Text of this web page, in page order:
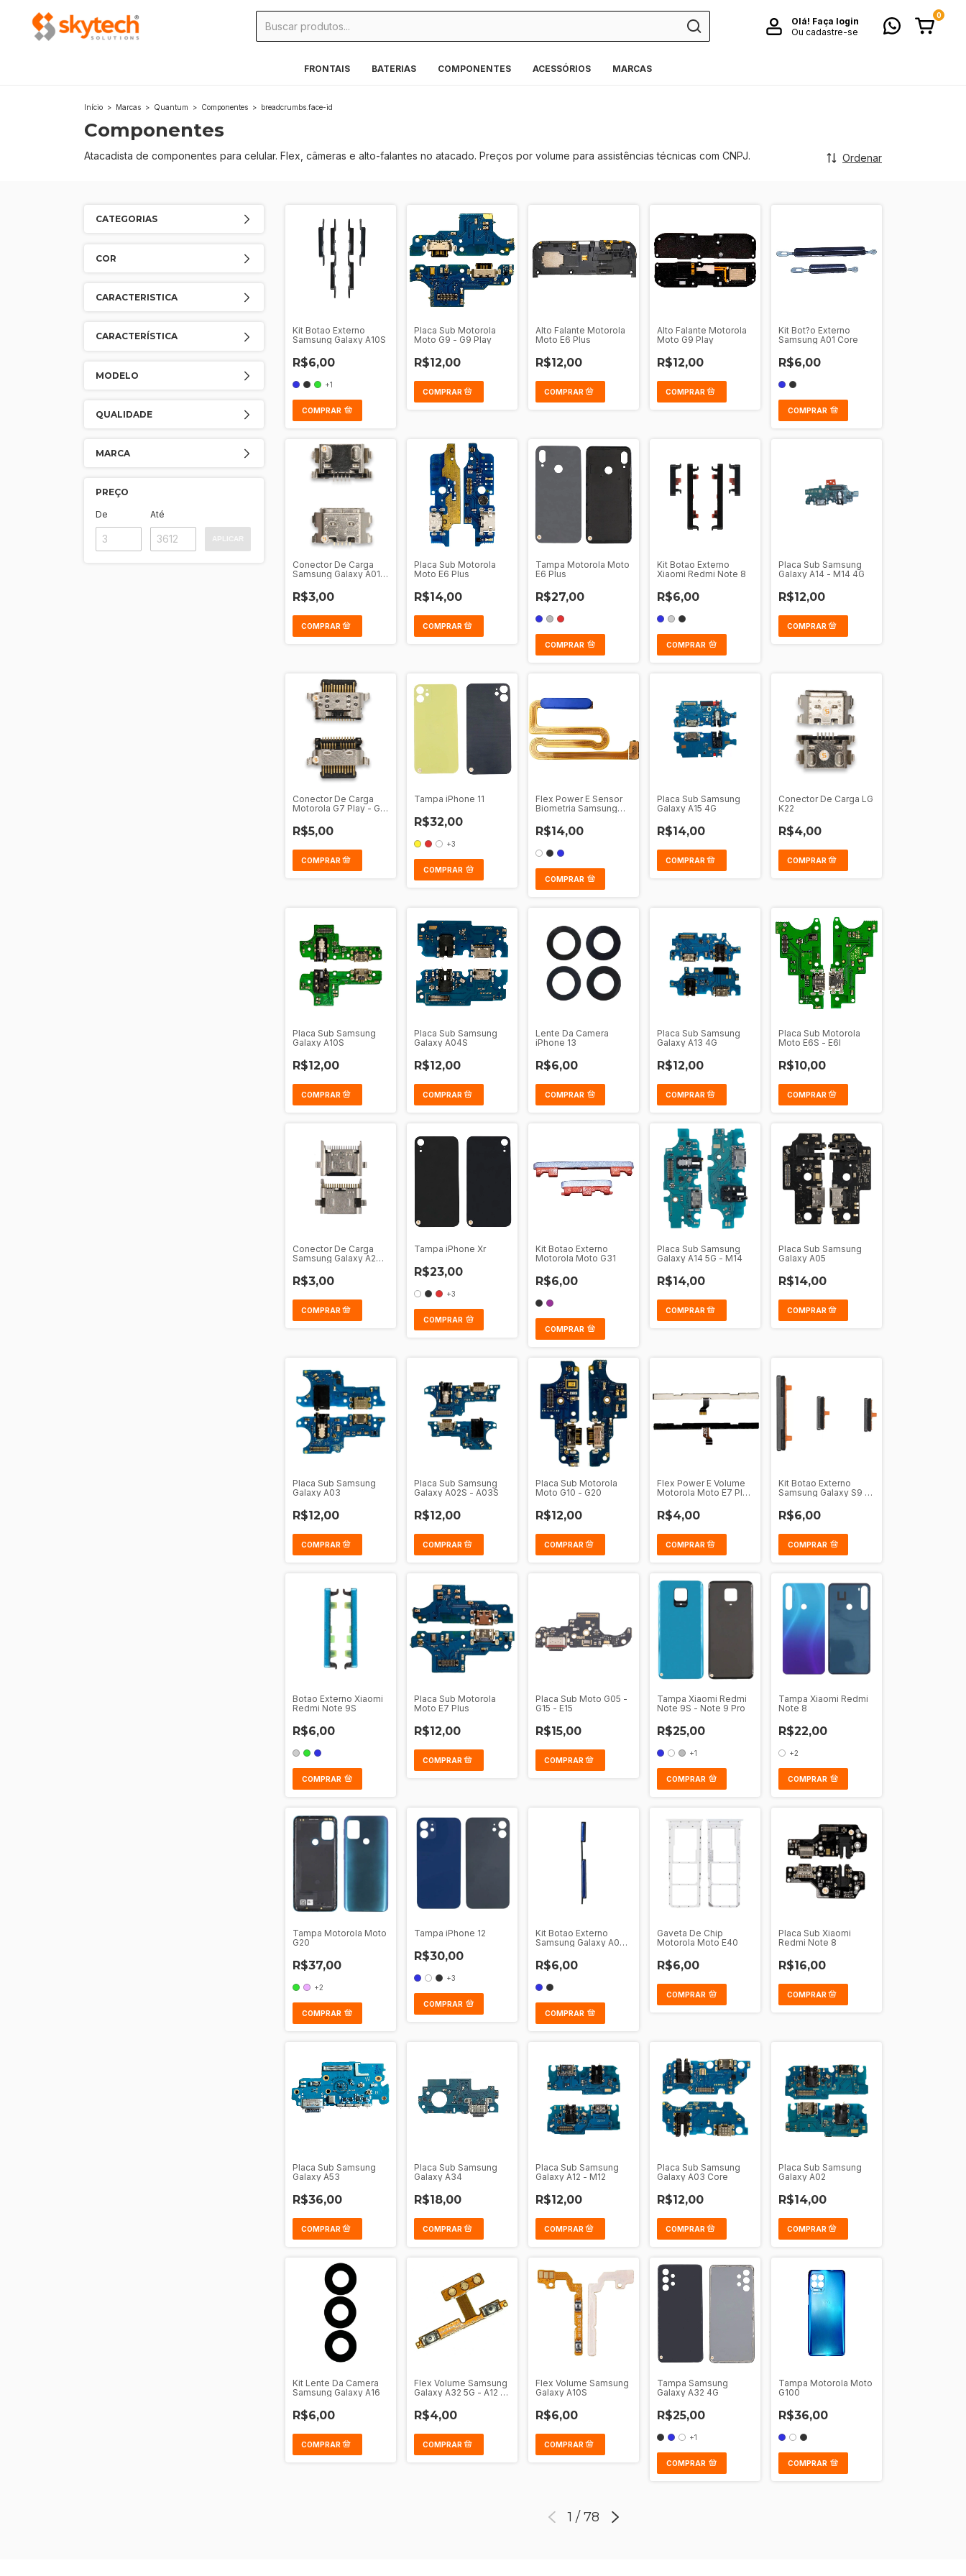
Olá! Faça login
Ou cadastre-se
0
FRONTAIS BATERIAS COMPONENTES ACESSÓRIOS MARCAS
Início > Marcas > Quantum > Componentes > breadcrumbs.face-id
Componentes
Atacadista de componentes para celular. Flex, câmeras e alto-falantes no atacado. Preços por volume para assistências técnicas com CNPJ. Ordenar
CATEGORIAS
COR
CARACTERISTICA
CARACTERÍSTICA
MODELO
QUALIDADE
MARCA
PREÇO
De Até
APLICAR
Kit Botao Externo
Samsung Galaxy A10S
R$6,00
+1
COMPRAR
Placa Sub Motorola
Moto G9 - G9 Play
R$12,00
Alto Falante Motorola
Moto E6 Plus
R$12,00
Alto Falante Motorola
Moto G9 Play
R$12,00
Kit Bot?o Externo
Samsung A01 Core
R$6,00
COMPRAR
Conector De Carga
Samsung Galaxy A01 -
R$3,00
Placa Sub Motorola
Moto E6 Plus
R$14,00
Tampa Motorola Moto
E6 Plus
R$27,00
COMPRAR
Kit Botao Externo
Xiaomi Redmi Note 8
R$6,00
COMPRAR
Placa Sub Samsung
Galaxy A14 - M14 4G
R$12,00
Conector De Carga
Motorola G7 Play - G8
G31 - G60S - One
Action - One Vision
R$5,00
Tampa iPhone 11
R$32,00
+3
COMPRAR
Flex Power E Sensor
Biometria Samsung
- M13 - M22
R$14,00
COMPRAR
Placa Sub Samsung
Galaxy A15 4G
R$14,00
Conector De Carga LG
K22
R$4,00
Placa Sub Samsung
Galaxy A10S
R$12,00
Placa Sub Samsung
Galaxy A04S
R$12,00
Lente Da Camera
iPhone 13
R$6,00
COMPRAR
Placa Sub Samsung
Galaxy A13 4G
R$12,00
Placa Sub Motorola
Moto E6S - E6I
R$10,00
Conector De Carga
Samsung Galaxy A20S
R$3,00
Tampa iPhone Xr
R$23,00
+3
COMPRAR
Kit Botao Externo
Motorola Moto G31
R$6,00
COMPRAR
Placa Sub Samsung
Galaxy A14 5G - M14
R$14,00
Placa Sub Samsung
Galaxy A05
R$14,00
Placa Sub Samsung
Galaxy A03
R$12,00
Placa Sub Samsung
Galaxy A02S - A03S
R$12,00
Placa Sub Motorola
Moto G10 - G20
R$12,00
Flex Power E Volume
Motorola Moto E7 Plus
R$4,00
Kit Botao Externo
Samsung Galaxy S9 -
R$6,00
COMPRAR
Botao Externo Xiaomi
Redmi Note 9S
R$6,00
COMPRAR
Placa Sub Motorola
Moto E7 Plus
R$12,00
Placa Sub Moto G05 -
G15 - E15
R$15,00
Tampa Xiaomi Redmi
Note 9S - Note 9 Pro
R$25,00
+1
COMPRAR
Tampa Xiaomi Redmi
Note 8
R$22,00
+2
COMPRAR
Tampa Motorola Moto
G20
R$37,00
+2
COMPRAR
Tampa iPhone 12
R$30,00
+3
COMPRAR
Kit Botao Externo
Samsung Galaxy A03
R$6,00
COMPRAR
Gaveta De Chip
Motorola Moto E40
R$6,00
COMPRAR
Placa Sub Xiaomi
Redmi Note 8
R$16,00
Placa Sub Samsung
Galaxy A53
R$36,00
Placa Sub Samsung
Galaxy A34
R$18,00
Placa Sub Samsung
Galaxy A12 - M12
R$12,00
Placa Sub Samsung
Galaxy A03 Core
R$12,00
Placa Sub Samsung
Galaxy A02
R$14,00
Kit Lente Da Camera
Samsung Galaxy A16
R$6,00
Flex Volume Samsung
Galaxy A32 5G - A12 -
5G - M31S - A13 137
R$4,00
Flex Volume Samsung
Galaxy A10S
R$6,00
Tampa Samsung
Galaxy A32 4G
R$25,00
+1
COMPRAR
Tampa Motorola Moto
G100
R$36,00
COMPRAR
1 / 78